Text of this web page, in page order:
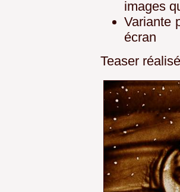
images
Variante
écran
Teaser